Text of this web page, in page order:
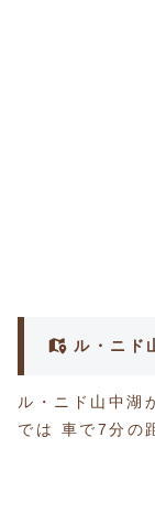
ル・ニド
ル・ニド山中湖
では 車で7分の